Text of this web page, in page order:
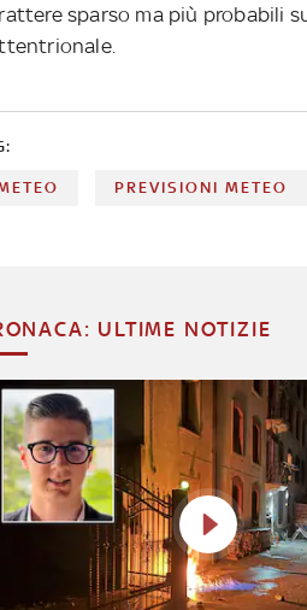
sparso ma più probabili
PREVISIONI METEO
ULTIME NOTIZIE